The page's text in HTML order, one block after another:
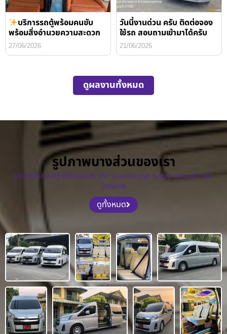
บริการรถตู้พร้อมคนขับ
พร้อมสิ่งอำนวยความสะดวก
27/06/2026
วันนี้งานด่วน ครับ ติดต่อจอง
ใช้รถ สอบถามเข้ามาได้ครับ
21/06/2026
ดูผลงานทั้งหมด
รูปภาพบางส่วนของเรา
บริการให้เช่ารถตู้ พร้อมคนขับ VIP แบบครบวงจร รถสวย บริการดี ราคา
มิตรภาพ
ดูทั้งหมด